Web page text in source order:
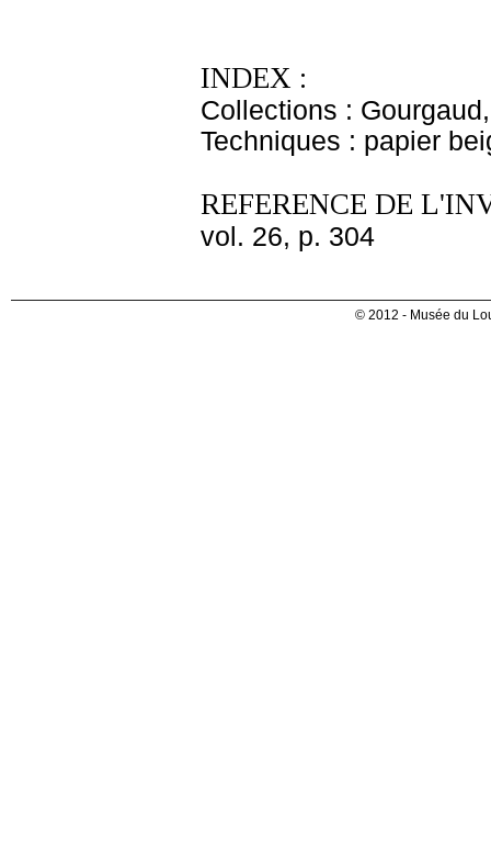
INDEX :
Collections :
Techniques : papier
REFERENCE DE
vol. 26, p. 304
© 2012 - Musée du